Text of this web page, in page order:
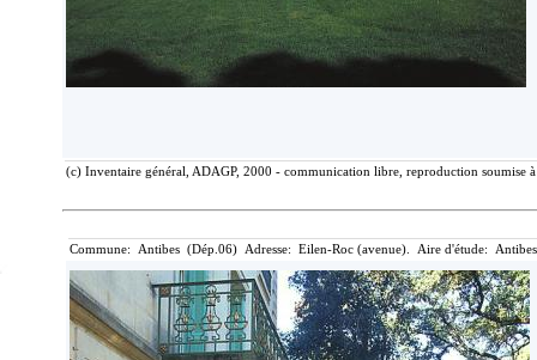
(c) Inventaire général, ADAGP, 2000 - communication libre, reproduction soumise
Commune: Antibes (Dép.06) Adresse: Eilen-Roc (avenue). Aire d'étude: